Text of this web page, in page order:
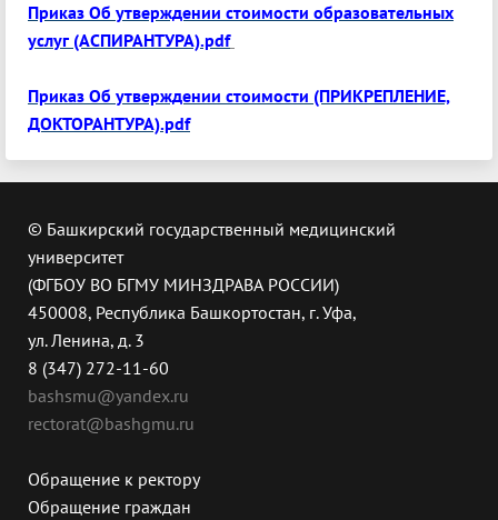
Приказ Об утверждении стоимости образовательных
услуг (АСПИРАНТУРА).pdf
Приказ Об утверждении стоимости (ПРИКРЕПЛЕНИЕ,
ДОКТОРАНТУРА).pdf
© Башкирский государственный медицинский
университет
(ФГБОУ ВО БГМУ МИНЗДРАВА РОССИИ)
450008, Республика Башкортостан, г. Уфа,
ул. Ленина, д. 3
8 (347) 272-11-60
bashsmu@yandex.ru
rectorat@bashgmu.ru
Обращение к ректору
Обращение граждан